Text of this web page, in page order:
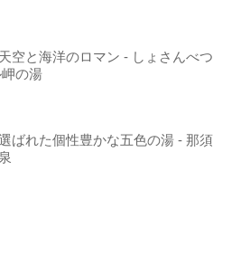
空と海洋のロマン - しょさんべつ
の湯
ばれた個性豊かな五色の湯 - 那須